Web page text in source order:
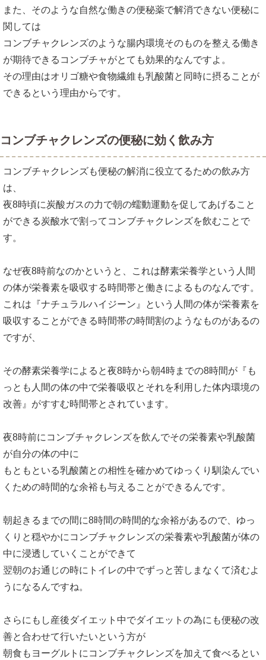
また、そのような自然な働きの便秘薬で解消できない便秘に
関しては
コンブチャクレンズのような腸内環境そのものを整える働き
が期待できるコンブチャがとても効果的なんですよ。
その理由はオリゴ糖や食物繊維も乳酸菌と同時に摂ることが
できるという理由からです。
コンブチャクレンズの便秘に効く飲み方
コンブチャクレンズも便秘の解消に役立てるための飲み方
は、
夜8時頃に炭酸ガスの力で朝の蠕動運動を促してあげること
ができる炭酸水で割ってコンブチャクレンズを飲むことで
す。
なぜ夜8時前なのかというと、これは酵素栄養学という人間
の体が栄養素を吸収する時間帯と働きによるものなんです。
これは『ナチュラルハイジーン』という人間の体が栄養素を
吸収することができる時間帯の時間割のようなものがあるの
ですが、
その酵素栄養学によると夜8時から朝4時までの8時間が『も
っとも人間の体の中で栄養吸収とそれを利用した体内環境の
改善』がすすむ時間帯とされています。
夜8時前にコンブチャクレンズを飲んでその栄養素や乳酸菌
が自分の体の中に
もともといる乳酸菌との相性を確かめてゆっくり馴染んでい
くための時間的な余裕も与えることができるんです。
朝起きるまでの間に8時間の時間的な余裕があるので、ゆっ
くりと穏やかにコンブチャクレンズの栄養素や乳酸菌が体の
中に浸透していくことができて
翌朝のお通じの時にトイレの中でずっと苦しまなくて済むよ
うになるんですね。
さらにもし産後ダイエット中でダイエットの為にも便秘の改
善と合わせて行いたいという方が
朝食もヨーグルトにコンブチャクレンズを加えて食べるとい